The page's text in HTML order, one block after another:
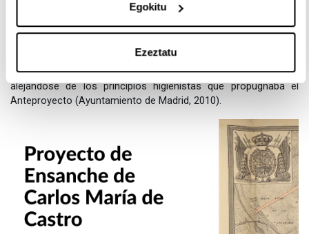
Egokitu
Ezeztatu
clases burguesas. El ensanche comenzó su andadura por la
calle Serrano, con las primeras edificaciones promovidas por el
de las calles y se construyó en zonas previstas para
equipamientos. Esto provocó una densificación del área
alejándose de los principios higienistas que propugnaba el
Anteproyecto (Ayuntamiento de Madrid, 2010).